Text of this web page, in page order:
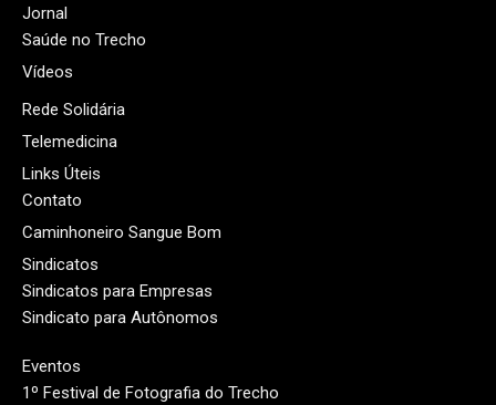
Jornal
Saúde no Trecho
Vídeos
Rede Solidária
Telemedicina
Links Úteis
Contato
Caminhoneiro Sangue Bom
Sindicatos
Sindicatos para Empresas
Sindicato para Autônomos
Eventos
1º Festival de Fotografia do Trecho